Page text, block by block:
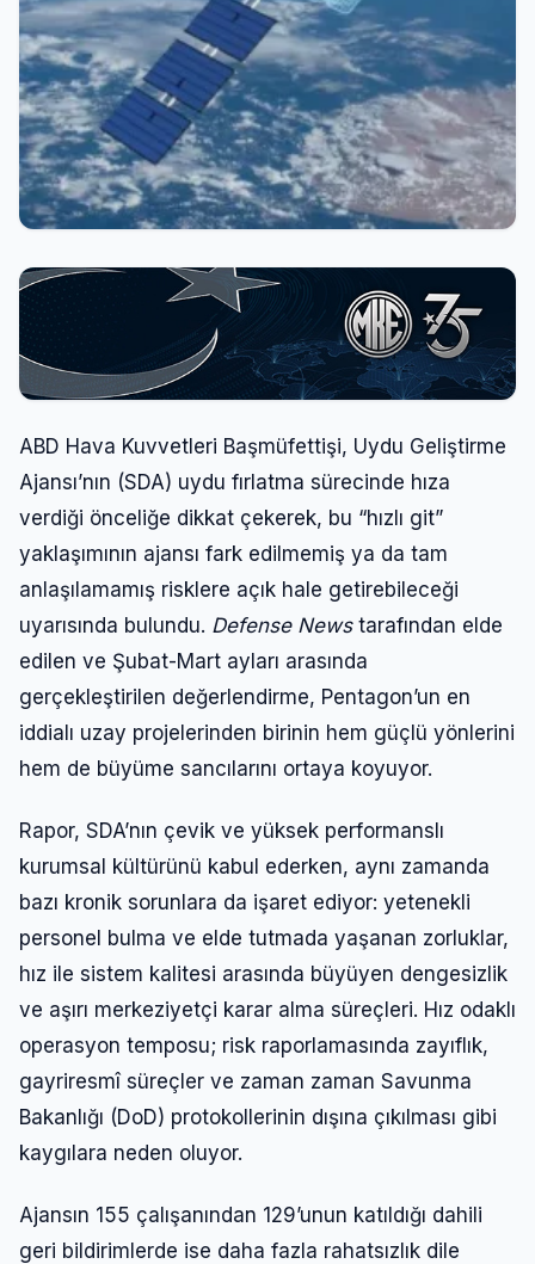
ABD Hava Kuvvetleri Başmüfettişi, Uydu Geliştirme
Ajansı’nın (SDA) uydu fırlatma sürecinde hıza
verdiği önceliğe dikkat çekerek, bu “hızlı git”
yaklaşımının ajansı fark edilmemiş ya da tam
anlaşılamamış risklere açık hale getirebileceği
uyarısında bulundu. Defense Newstarafından elde
edilen ve Şubat-Mart ayları arasında
gerçekleştirilen değerlendirme, Pentagon’un en
iddialı uzay projelerinden birinin hem güçlü yönlerini
hem de büyüme sancılarını ortaya koyuyor.
Rapor, SDA’nın çevik ve yüksek performanslı
kurumsal kültürünü kabul ederken, aynı zamanda
bazı kronik sorunlara da işaret ediyor: yetenekli
personel bulma ve elde tutmada yaşanan zorluklar,
hız ile sistem kalitesi arasında büyüyen dengesizlik
ve aşırı merkeziyetçi karar alma süreçleri. Hız odaklı
operasyon temposu; risk raporlamasında zayıflık,
gayriresmî süreçler ve zaman zaman Savunma
Bakanlığı (DoD) protokollerinin dışına çıkılması gibi
kaygılara neden oluyor.
Ajansın 155 çalışanından 129’unun katıldığı dahili
geri bildirimlerde ise daha fazla rahatsızlık dile